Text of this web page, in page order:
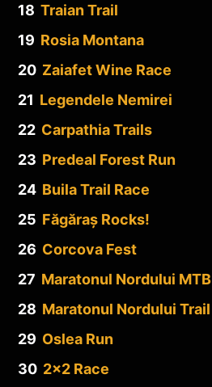
18 Traian Trail
19 Rosia Montana
20 Zaiafet Wine Race
21 Legendele Nemirei
22 Carpathia Trails
23 Predeal Forest Run
24 Buila Trail Race
25 Făgăraș Rocks!
26 Corcova Fest
27 Maratonul Nordului MTB
28 Maratonul Nordului Trail
29 Oslea Run
30 2×2 Race